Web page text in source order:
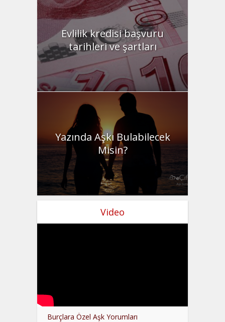
Evlilik kredisi başvuru
tarihleri ve şartları
Yazında Aşkı Bulabilecek
Misin?
Video
Burçlara Özel Aşk Yorumları